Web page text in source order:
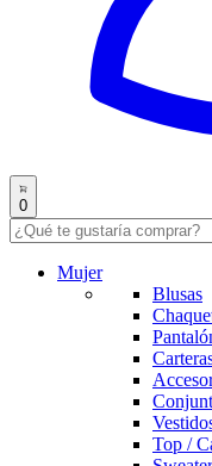
0
Mujer
Blusas
Top /